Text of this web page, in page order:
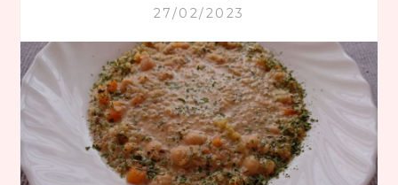
27/02/2023